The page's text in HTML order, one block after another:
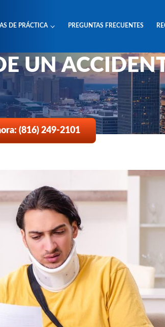
DE PRÁCTICA PREGUNTAS FRECUENTES
FACTURAS
UN
(816) 249-2101